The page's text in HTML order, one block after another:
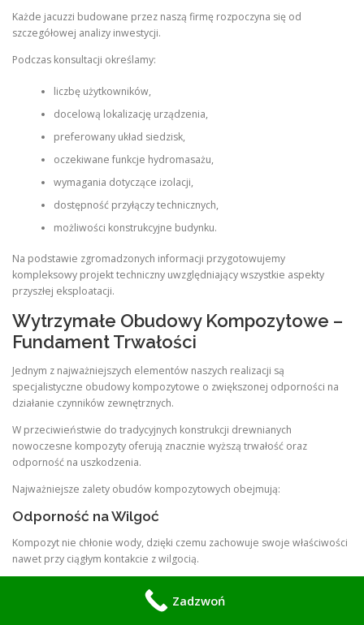
Każde jacuzzi budowane przez naszą firmę rozpoczyna się od
szczegółowej analizy inwestycji.
Podczas konsultacji określamy:
liczbę użytkowników,
docelową lokalizację urządzenia,
preferowany układ siedzisk,
oczekiwane funkcje hydromasażu,
wymagania dotyczące izolacji,
dostępność przyłączy technicznych,
możliwości konstrukcyjne budynku.
Na podstawie zgromadzonych informacji przygotowujemy
kompleksowy projekt techniczny uwzględniający wszystkie aspekty
przyszłej eksploatacji.
Wytrzymałe Obudowy Kompozytowe –
Fundament Trwałości
Jednym z najważniejszych elementów naszych realizacji są
specjalistyczne obudowy kompozytowe o zwiększonej odporności na
działanie czynników zewnętrznych.
W przeciwieństwie do tradycyjnych konstrukcji drewnianych
nowoczesne kompozyty oferują znacznie wyższą trwałość oraz
odporność na uszkodzenia.
Najważniejsze zalety obudów kompozytowych obejmują:
Odporność na Wilgoć
Kompozyt nie chłonie wody, dzięki czemu zachowuje swoje właściwości
nawet przy ciągłym kontakcie z wilgocią.
Materiał nie odkształca się pod wpływem zmian temperatury oraz
Zadzwoń